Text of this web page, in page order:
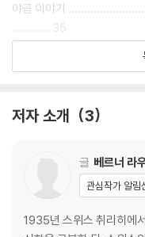
야곱 이야기
………… 35
요셉과 그 형제들
가나안 땅에서
…122
다윗 왕
저자 소개 3
글 베르너 라
관심작가 알림
1935년 스위스 취리히에